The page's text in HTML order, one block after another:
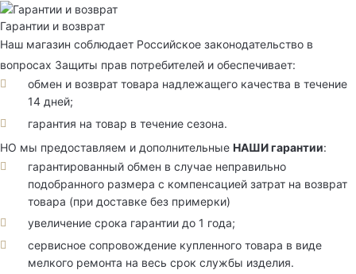
Гарантии и возврат
Наш магазин соблюдает Российское законодательство в
вопросах Защиты прав потребителей и обеспечивает:
обмен и возврат товара надлежащего качества в течение
14 дней;
гарантия на товар в течение сезона.
НО мы предоставляем и дополнительные НАШИ гарантии:
гарантированный обмен в случае неправильно
подобранного размера с компенсацией затрат на возврат
товара (при доставке без примерки)
увеличение срока гарантии до 1 года;
сервисное сопровождение купленного товара в виде
мелкого ремонта на весь срок службы изделия.